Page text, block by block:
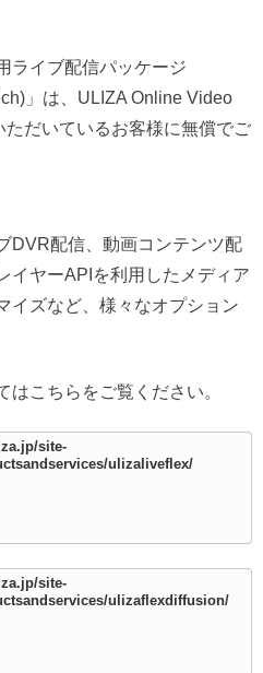
ライブ配信パッケージ
」は、ULIZA Online Video
だいているお客様に無償でご
DVR配信、動画コンテンツ配
イヤーAPIを利用したメディア
イズなど、様々なオプション
こちらをご覧ください。
site-
ulizaliveflex/
site-
ulizaflexdiffusion/